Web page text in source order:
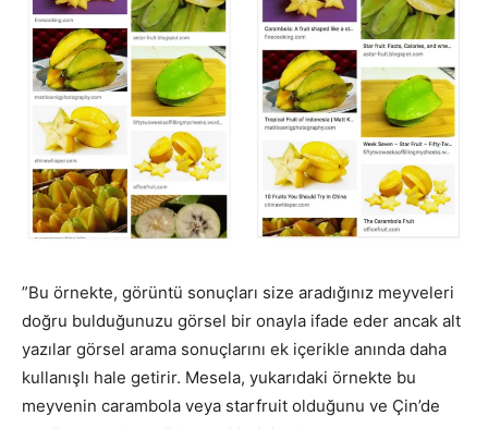
”Bu örnekte, görüntü sonuçları size aradığınız meyveleri
doğru bulduğunuzu görsel bir onayla ifade eder ancak alt
yazılar görsel arama sonuçlarını ek içerikle anında daha
kullanışlı hale getirir. Mesela, yukarıdaki örnekte bu
meyvenin carambola veya starfruit olduğunu ve Çin’de